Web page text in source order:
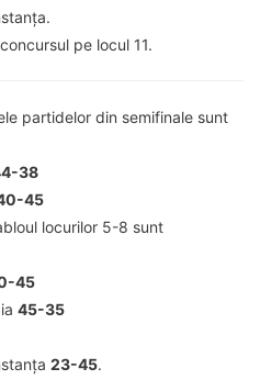
pe locul 11.
partidelor din semifinale sunt
38
45
locurilor 5-8 sunt
45
45-35
23-45.